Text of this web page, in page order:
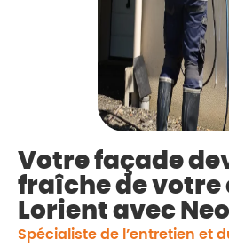
Votre façade
fraîche de votre
Lorient avec
Spécialiste de l’entretien et